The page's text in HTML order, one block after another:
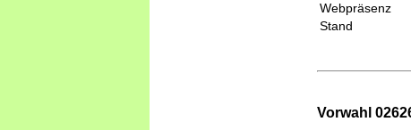
Webpräsenz
Stand
Vorwahl